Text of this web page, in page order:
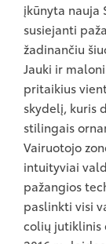
įkūnyta nauja
susiejanti
žadinančiu
Jauki ir
pritaikius
skydelį, kuris
stilingais
Vairuotojo
intuityviai
pažangios
paslinkti visi
colių jutiklinis